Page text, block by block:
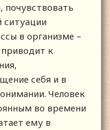
почувствовать
ситуации
в организме –
приводит к
себя и в
Человек
во времени
ему в